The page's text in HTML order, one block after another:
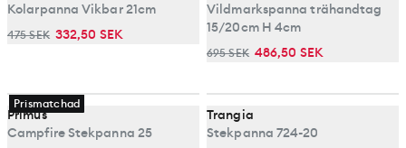
Kolarpanna Vikbar 21cm
475 SEK 332,50 SEK
Vildmarkspanna trähandtag
15/20cm H 4cm
695 SEK 486,50 SEK
Prismatchad
Primus
Campfire Stekpanna 25
Trangia
Stekpanna 724-20